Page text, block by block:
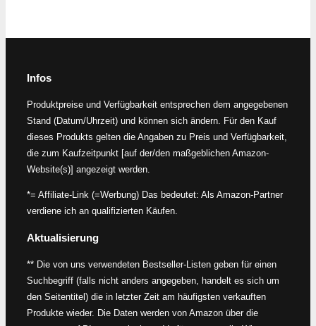
Infos
Produktpreise und Verfügbarkeit entsprechen dem angegebenen
Stand (Datum/Uhrzeit) und können sich ändern. Für den Kauf
dieses Produkts gelten die Angaben zu Preis und Verfügbarkeit,
die zum Kaufzeitpunkt [auf der/den maßgeblichen Amazon-
Website(s)] angezeigt werden.
*= Affiliate-Link (=Werbung) Das bedeutet: Als Amazon-Partner
verdiene ich an qualifizierten Käufen.
Aktualisierung
** Die von uns verwendeten Bestseller-Listen geben für einen
Suchbegriff (falls nicht anders angegeben, handelt es sich um
den Seitentitel) die in letzter Zeit am häufigsten verkauften
Produkte wieder. Die Daten werden von Amazon über die